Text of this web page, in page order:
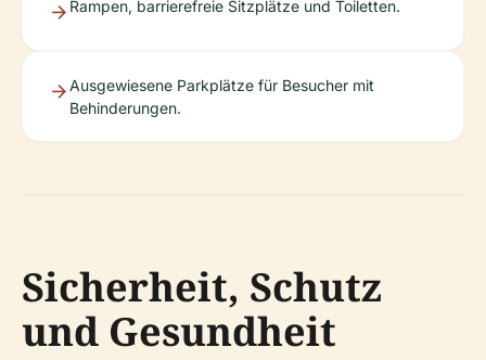
Rampen, barrierefreie Sitzplätze und Toiletten.
Ausgewiesene Parkplätze für Besucher mit
Behinderungen.
Sicherheit, Schutz
und Gesundheit